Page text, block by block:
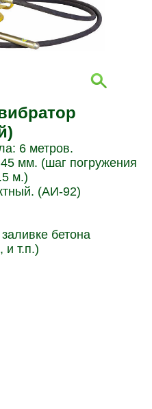
6 метров.
мм. (шаг погружения
м.)
(АИ-92)
бетона
и т.п.)